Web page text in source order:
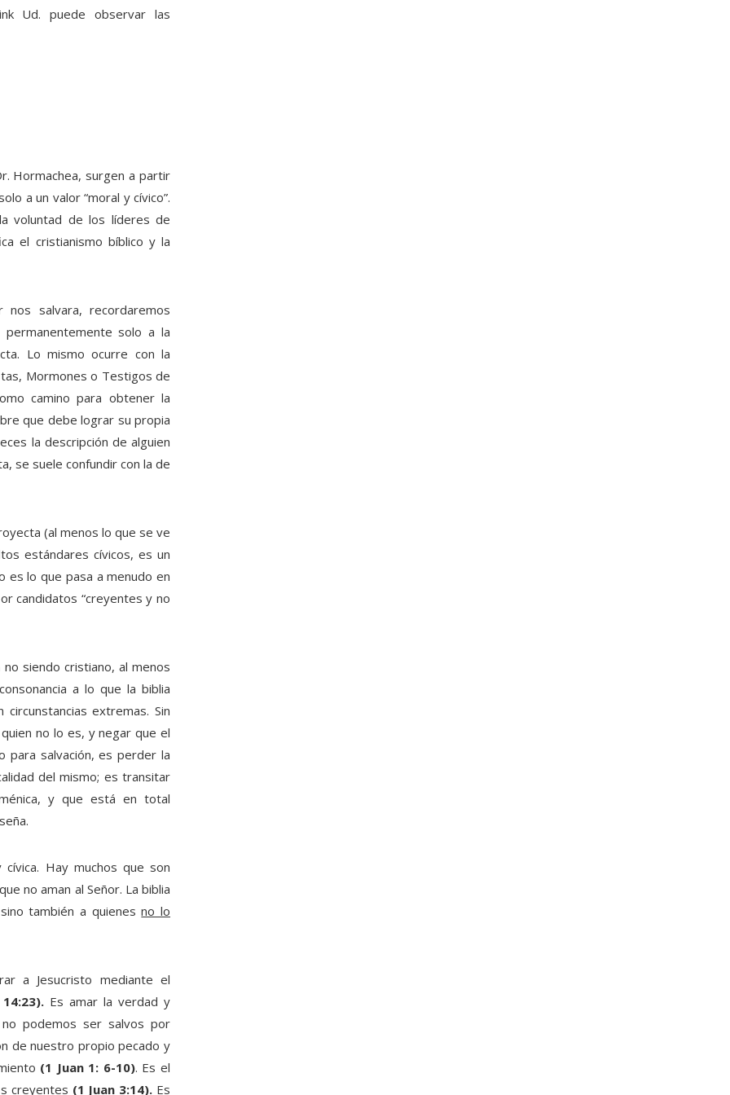
Ud. puede observar las
Hormachea, surgen a partir
a un valor “moral y cívico”.
voluntad de los líderes de
el cristianismo bíblico y la
salvara, recordaremos
solo a la
Lo mismo ocurre con la
Mormones o Testigos de
camino para obtener la
que debe lograr su propia
la descripción de alguien
se suele confundir con la de
(al menos lo que se ve
estándares cívicos, es un
es lo que pasa a menudo en
candidatos “creyentes y no
siendo cristiano, al menos
a lo que la biblia
extremas. Sin
no lo es, y negar que el
para salvación, es perder la
del mismo; es transitar
y que está en total
Hay muchos que son
no aman al Señor. La biblia
también a quienesno lo
a Jesucristo mediante el
Es amar la verdad y
podemos ser salvos por
de nuestro propio pecado y
(1 Juan 1: 6-10). Es el
creyentes (1 Juan 3:14). Es